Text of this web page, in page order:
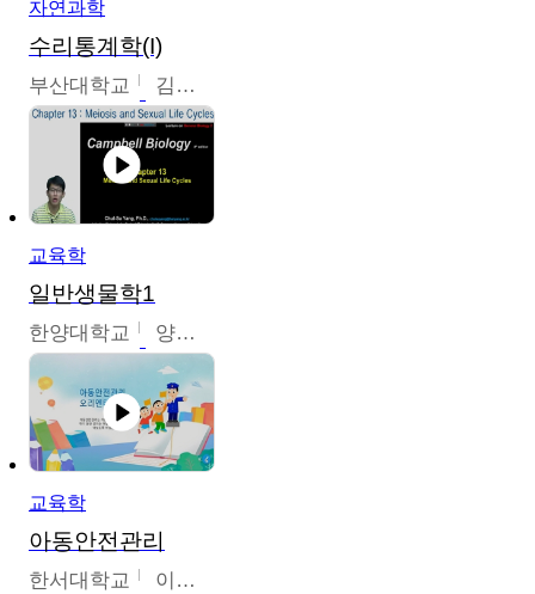
자연과학
수리통계학(I)
부산대학교 김충락
교육학
일반생물학1
한양대학교 양철수
교육학
아동안전관리
한서대학교 이태연